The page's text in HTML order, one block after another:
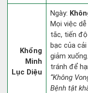
Khổng
Minh
Lục Diệu
Ngày:
Mọi việc
tắc, tiến
bạc của
giảm
tránh để
“Không
Bệnh tật